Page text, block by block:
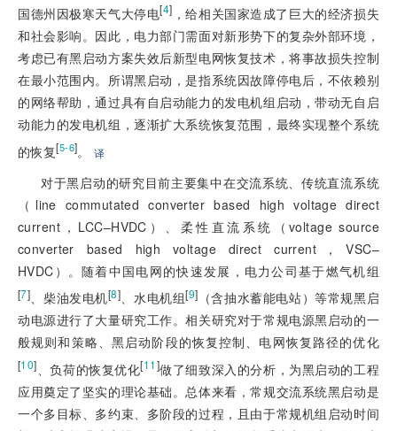
国德州因极寒天气大停电[4] ，给相关国家造成了巨大的经济损失
和社会影响。因此，电力部门需面对新形势下的复杂外部环境，
考虑已有黑启动方案失效后新型电网恢复技术，将事故损失控制
在最小范围内。所谓黑启动，是指系统因故障停电后，不依赖别
的网络帮助，通过具有自启动能力的发电机组启动，带动无自启
动能力的发电机组，逐渐扩大系统恢复范围，最终实现整个系统
的恢复[5-6]。译
对于黑启动的研究目前主要集中在交流系统、传统直流系统
（line commutated converter based high voltage direct
current，LCC–HVDC）、柔性直流系统（voltage source
converter based high voltage direct current，VSC–
HVDC）。随着中国电网的快速发展，电力公司基于燃气机组
[7]、柴油发电机[8]、水电机组[9] （含抽水蓄能电站）等常规黑启
动电源进行了大量研究工作。相关研究对于常规电源黑启动的一
般规则和策略、黑启动阶段的恢复控制、电网恢复路径的优化
[10] 、负荷的恢复优化[11]做了细致深入的分析，为黑启动的工程
应用奠定了坚实的理论基础。总体来看，常规交流系统黑启动是
一个多目标、多约束、多阶段的过程，且由于常规机组启动时间